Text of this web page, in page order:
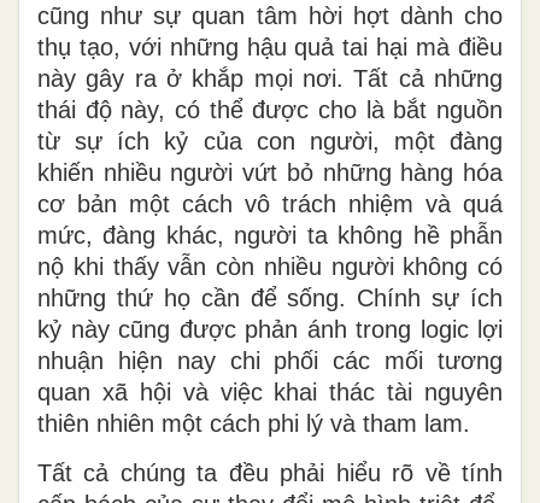
cũng như sự quan tâm hời hợt dành cho
thụ tạo, với những hậu quả tai hại mà điều
này gây ra ở khắp mọi nơi. Tất cả những
thái độ này, có thể được cho là bắt nguồn
từ sự ích kỷ của con người, một đàng
khiến nhiều người vứt bỏ những hàng hóa
cơ bản một cách vô trách nhiệm và quá
mức, đàng khác, người ta không hề phẫn
nộ khi thấy vẫn còn nhiều người không có
những thứ họ cần để sống. Chính sự ích
kỷ này cũng được phản ánh trong logic lợi
nhuận hiện nay chi phối các mối tương
quan xã hội và việc khai thác tài nguyên
thiên nhiên một cách phi lý và tham lam.
Tất cả chúng ta đều phải hiểu rõ về tính